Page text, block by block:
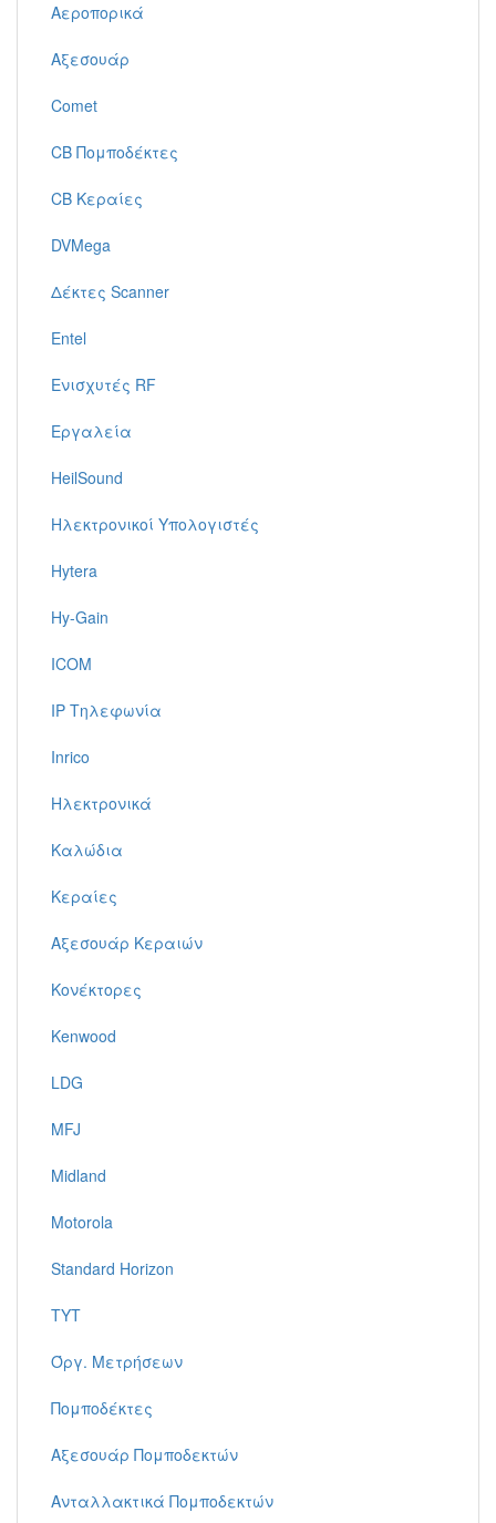
Αεροπορικά
Αξεσουάρ
Comet
CB Πομποδέκτες
CB Κεραίες
DVMega
Δέκτες Scanner
Entel
Ενισχυτές RF
Εργαλεία
HeilSound
Ηλεκτρονικοί Υπολογιστές
Hytera
Hy-Gain
ICOM
IP Τηλεφωνία
Inrico
Ηλεκτρονικά
Καλώδια
Κεραίες
Αξεσουάρ Κεραιών
Κονέκτορες
Kenwood
LDG
MFJ
Midland
Motorola
Standard Horizon
TYT
Όργ. Μετρήσεων
Πομποδέκτες
Αξεσουάρ Πομποδεκτών
Ανταλλακτικά Πομποδεκτών